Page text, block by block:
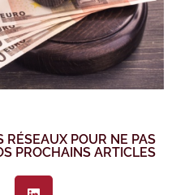
POUR NE PAS
PROCHAINS ARTICLES